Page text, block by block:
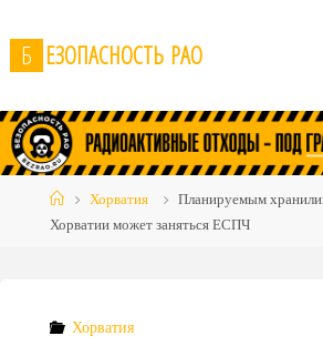
to
content
Б ЕЗОПАСНОСТЬ РАО
HomeХорватия
Планируемым
Хорватии может заняться ЕСПЧ
Хорватия